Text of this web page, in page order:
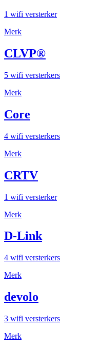
1 wifi versterker
Merk
CLVP®
5 wifi versterkers
Merk
Core
4 wifi versterkers
Merk
CRTV
1 wifi versterker
Merk
D-Link
4 wifi versterkers
Merk
devolo
3 wifi versterkers
Merk